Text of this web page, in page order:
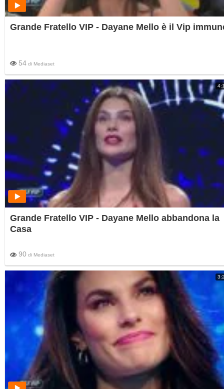
Grande Fratello VIP - Dayane Mello è il Vip
54 di Mediaset
Grande Fratello VIP - Dayane Mello abbandona la
Casa
90 di Mediaset